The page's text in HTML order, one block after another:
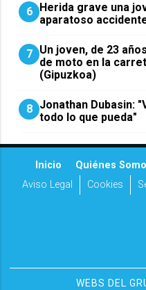
6 Herida grave una
aparatoso
7 Un joven, de 23
de moto en la
(Gipuzkoa)
8 Jonathan Dubasin:
todo lo que pueda"
Inicio Quiénes
Aviso Legal
Cookies
WEBS DEL